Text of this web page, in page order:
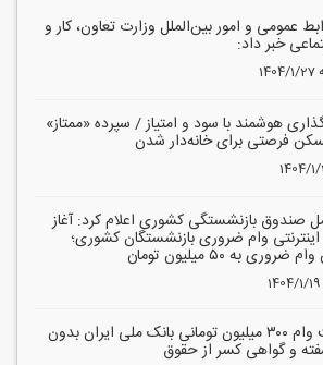
عمومی و امور بین‌الملل وزارت تعاون، کار و
خبر داد:
هوشمند با سود و امتیاز / سپرده «ممتاز»
فرصتی برای خانه‌دار شدن
صندوق بازنشستگی کشوری اعلام کرد: آغاز
وام ضروری بازنشستگان کشوری؛
به ۵۰ میلیون تومان
پرداخت وام ۳۰۰ میلیون تومانی بانک ملی ایران بدون
و گواهی کسر از حقوق